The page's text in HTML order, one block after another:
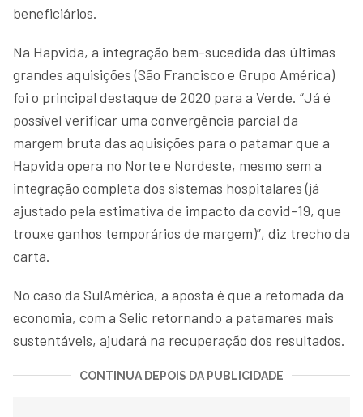
beneficiários.
Na Hapvida, a integração bem-sucedida das últimas
grandes aquisições (São Francisco e Grupo América)
foi o principal destaque de 2020 para a Verde. “Já é
possível verificar uma convergência parcial da
margem bruta das aquisições para o patamar que a
Hapvida opera no Norte e Nordeste, mesmo sem a
integração completa dos sistemas hospitalares (já
ajustado pela estimativa de impacto da covid-19, que
trouxe ganhos temporários de margem)”, diz trecho da
carta.
No caso da SulAmérica, a aposta é que a retomada da
economia, com a Selic retornando a patamares mais
sustentáveis, ajudará na recuperação dos resultados.
CONTINUA DEPOIS DA PUBLICIDADE